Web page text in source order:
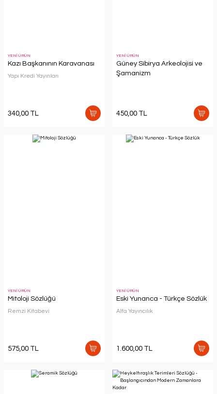
YENİ ÜRÜN
Kazı Başkanının Karavanası
Yapı Kredi Yayınları
340,00 TL
YENİ ÜRÜN
Güney Sibirya Arkeolojisi ve
Şamanizm
450,00 TL
YENİ ÜRÜN
Mitoloji Sözlüğü
Remzi Kitabevi
575,00 TL
YENİ ÜRÜN
Eski Yunanca - Türkçe Sözlük
Alfa Yayıncılık
1.600,00 TL